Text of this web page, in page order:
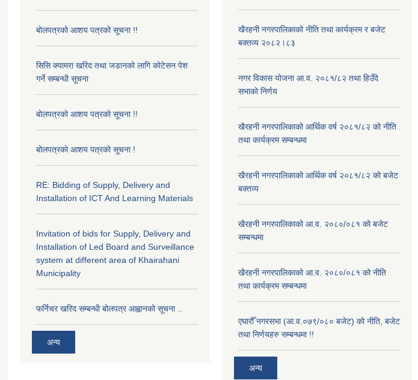
बोलपत्रको आशय पत्रको सूचना !!
सिसि क्यामरा खरिद तथा जडानको लागि कोटेसन पेश
गर्ने सम्बन्धी सूचना
बोलपत्रको आशय पत्रको सूचना !!
बोलपत्रको आशय पत्रको सूचना !
RE: Bidding of Supply, Delivery and
Installation of ICT And Learning Materials
Invitation of bids for Supply, Delivery and
Installation of Led Board and Surveillance
system at different area of Khairahani
Municipality
फर्निचर खरिद सम्बन्धी बोलपत्र आह्वानको सूचना ..
अन्य
खैरहनी नगरपालिकाको नीति तथा कार्यक्रम र बजेट
बक्तव्य २०८२।८३
नगर विकास योजना आ.व. २०८१/८२ तथा हिउँदे
सभाको निर्णय
खैरहनी नगरपालिकाको आर्थिक वर्ष २०८१/८२ को नीति
तथा कार्यक्रम सम्बन्धमा
खैरहनी नगरपालिकाको आर्थिक वर्ष २०८१/८२ को बजेट
बक्तव्य
खैरहनी नगरपालिकाको आ.व. २०८०/०८१ को बजेट
सम्बन्धमा
खैरहनी नगरपालिकाको आ.व. २०८०/०८१ को नीति
तथा कार्यक्रम सम्बन्धमा
एघारौँ नगरसभा (आ.व.०७९/०८० बजेट) को नीति, बजेट
तथा निर्णयहरु सम्बन्धमा !!
अन्य